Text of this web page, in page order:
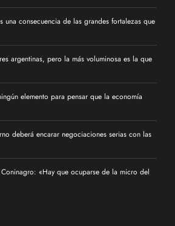
una consecuencia de las grandes fortalezas que
argentinas, pero la más voluminosa es la que
elemento para pensar que la economía
deberá encarar negociaciones serias con las
«Hay que ocuparse de la micro del